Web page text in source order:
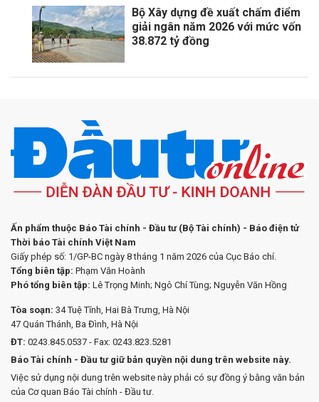
Bộ Xây dựng đề xuất chấm điểm
giải ngân năm 2026 với mức vốn
38.872 tỷ đồng
Ấn phẩm thuộc Báo Tài chính - Đầu tư (Bộ Tài chính) - Báo điện tử
Thời báo Tài chính Việt Nam
Giấy phép số: 1/GP-BC ngày 8 tháng 1 năm 2026 của Cục Báo chí.
Tổng biên tập: Phạm Văn Hoành
Phó tổng biên tập: Lê Trọng Minh; Ngô Chí Tùng; Nguyễn Văn Hồng
Tòa soạn: 34 Tuệ Tĩnh, Hai Bà Trưng, Hà Nội
47 Quán Thánh, Ba Đình, Hà Nội
ĐT: 0243.845.0537 - Fax: 0243.823.5281
Báo Tài chính - Đầu tư giữ bản quyền nội dung trên website này.
Việc sử dụng nội dung trên website này phải có sự đồng ý bằng văn bản
của Cơ quan Báo Tài chính - Đầu tư.